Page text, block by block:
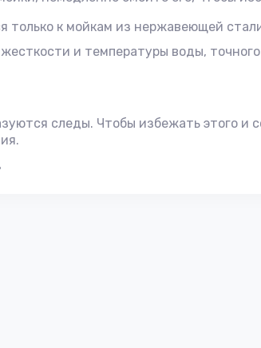
только к мойкам из нержавеющей
и температуры воды,
следы. Чтобы избежать этого